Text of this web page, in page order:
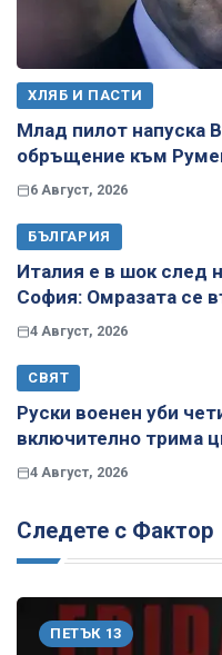
ХЛЯБ И ПАСТИ
Млад пилот напуска
обръщение към
6 Август, 2026
БЪЛГАРИЯ
Италия е в шок след
София: Омразата се
4 Август, 2026
СВЯТ
Руски военен уби
включително трима
4 Август, 2026
Следете с Фактор
ПЕТЪК 13